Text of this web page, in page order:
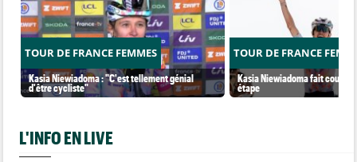
TOUR DE FRANCE FEMMES
Kasia Niewiadoma : "C'est tellement génial
d'être cycliste"
TOUR DE FRANCE
Kasia Niewiadoma fait coup
étape
L'INFO EN LIVE